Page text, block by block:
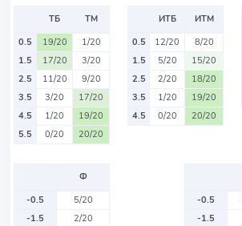
ТБ
ТМ
0.5
19/20
1/20
1.5
17/20
3/20
2.5
11/20
9/20
3.5
3/20
17/20
4.5
1/20
19/20
5.5
0/20 20/20
ИТБ
ИТМ
0.5
12/20
8/20
1.5
5/20
15/20
2.5
2/20
18/20
3.5
1/20
19/20
4.5
0/20 20/20
Ф
-0.5
5/20
-1.5
2/20
-0.5
-1.5